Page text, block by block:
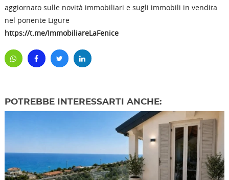
aggiornato sulle novità immobiliari e sugli immobili in vendita
nel ponente Ligure
https://t.me/ImmobiliareLaFenice
POTREBBE INTERESSARTI ANCHE: